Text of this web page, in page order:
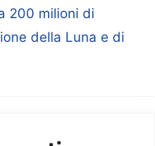
200 milioni di
della Luna e di